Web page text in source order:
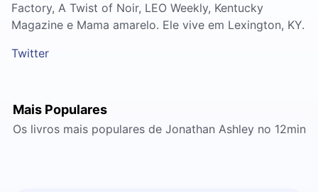
Factory, A Twist of Noir, LEO Weekly, Kentucky
Magazine e Mama amarelo. Ele vive em Lexington, KY.
Twitter
Mais Populares
Os livros mais populares de Jonathan Ashley no 12min